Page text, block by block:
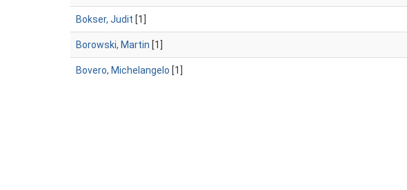
Bokser, Judit [1]
Borowski, Martin [1]
Bovero, Michelangelo [1]